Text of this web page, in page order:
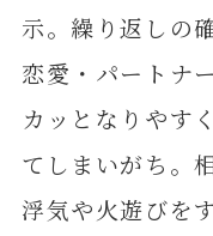
示。繰り返しの
恋愛・パート
カッとなりやす
てしまいがち。
浮気や火遊びを